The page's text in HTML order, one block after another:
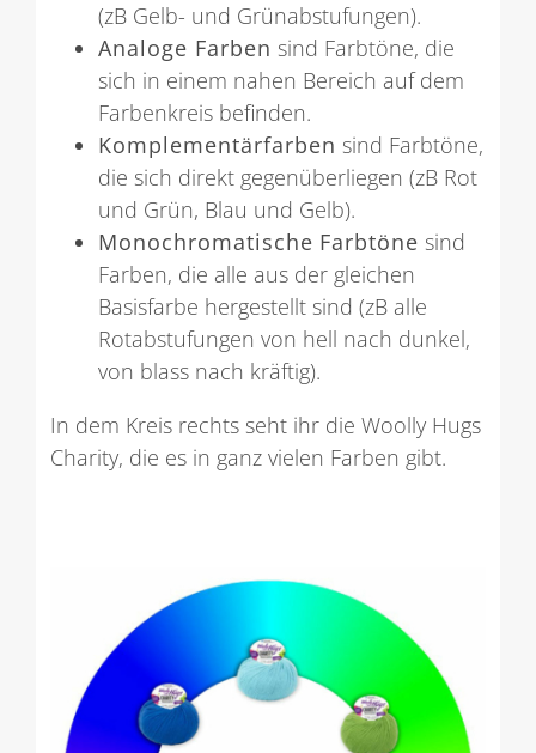
(zB Gelb- und Grünabstufungen).
Analoge Farben sind Farbtöne, die
sich in einem nahen Bereich auf dem
Farbenkreis befinden.
Komplementärfarben sind Farbtöne,
die sich direkt gegenüberliegen (zB Rot
und Grün, Blau und Gelb).
Monochromatische Farbtöne sind
Farben, die alle aus der gleichen
Basisfarbe hergestellt sind (zB alle
Rotabstufungen von hell nach dunkel,
von blass nach kräftig).
In dem Kreis rechts seht ihr die Woolly Hugs
Charity, die es in ganz vielen Farben gibt.